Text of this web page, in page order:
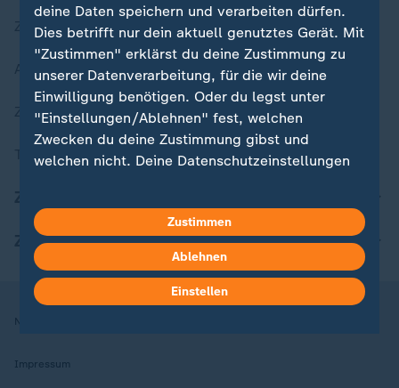
Zuletzt veröffentlicht
Aktuelle Sendungs-Videos
ZDFheute Stories
Themen im Überblick
ZDFheute Apps
Nutzungsbedingungen
Impressum
deine Daten speichern und verarbeiten dürfen.
Dies betrifft nur dein aktuell genutztes Gerät. Mit
"Zustimmen" erklärst du deine Zustimmung zu
unserer Datenverarbeitung, für die wir deine
Einwilligung benötigen. Oder du legst unter
"Einstellungen/Ablehnen" fest, welchen
Zwecken du deine Zustimmung gibst und
welchen nicht. Deine Datenschutzeinstellungen
Hier findest du das Impressum.
Weitere Informationen findest du in unserer
Datenschutzerklärung.
Zustimmen
Ablehnen
Einstellen